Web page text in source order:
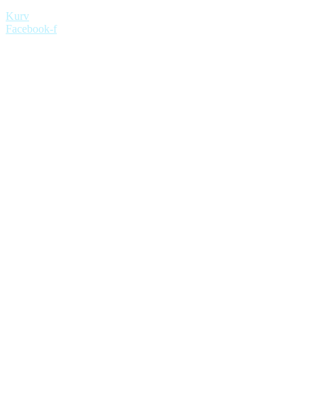
Kurv
Facebook-f